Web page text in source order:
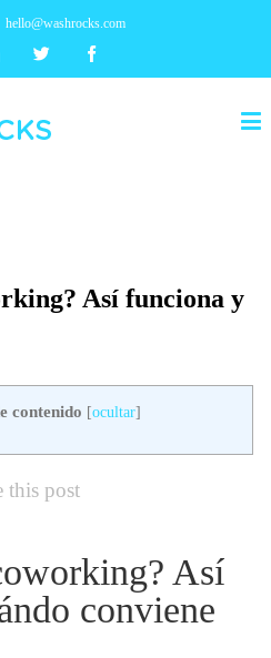
hello@washrocks.com
Linkedin Twitter
Así funciona y
contenido [ocultar]
this post
Así
conviene